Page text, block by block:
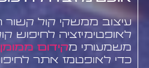
עיצוב ממשקי קול קשור
לאופטימיזציה לחיפוש
משמעותי מקידום
כדי לאופטמז אתר